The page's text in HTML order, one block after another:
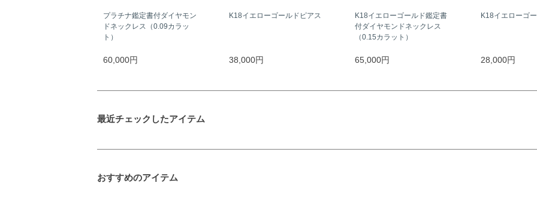
プラチナ鑑定書付ダイヤモン
ドネックレス（0.09カラッ
ト）
60,000円
K18イエローゴールドピアス
38,000円
K18イエローゴールド鑑定書
付ダイヤモンドネックレス
（0.15カラット）
65,000円
K18イエローゴ
28,000円
最近チェックしたアイテム
おすすめのアイテム